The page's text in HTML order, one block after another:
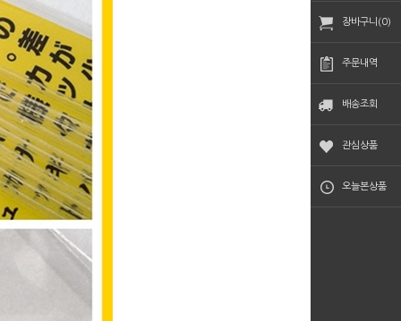
장바구니(0)
주문내역
배송조회
관심상품
오늘본상품